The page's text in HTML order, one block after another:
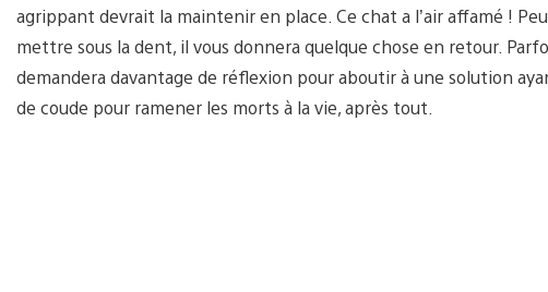
agrippant devrait la maintenir en place. Ce chat a l’air affamé !
mettre sous la dent, il vous donnera quelque chose en retour.
demandera davantage de réflexion pour aboutir à une solution
de coude pour ramener les morts à la vie, après tout.